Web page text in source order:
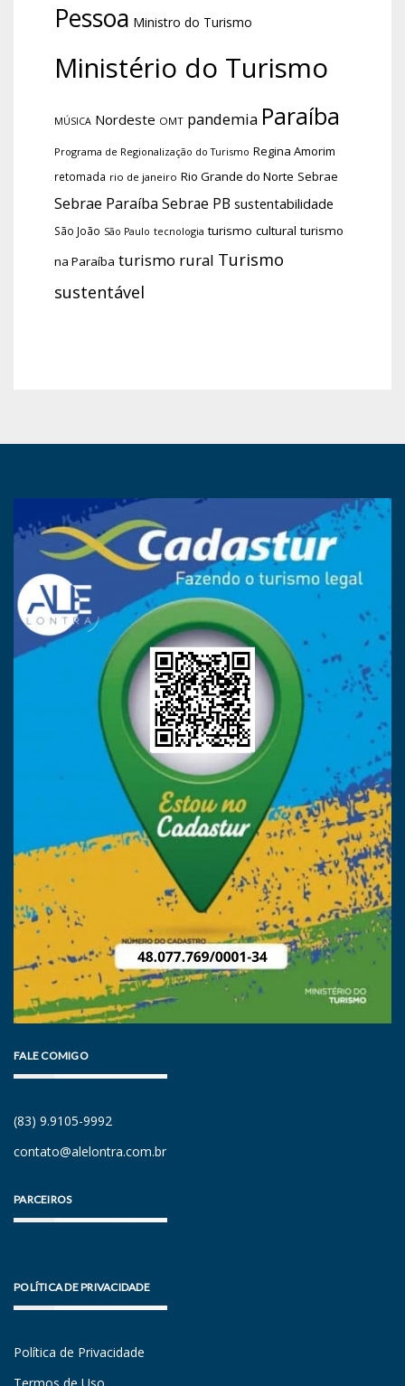
Pessoa Ministro do Turismo
Ministério do Turismo
MÚSICA Nordeste OMT pandemia Paraíba
Programa de Regionalização do Turismo Regina Amorim
retomada rio de janeiro Rio Grande do Norte Sebrae
Sebrae Paraíba Sebrae PB sustentabilidade
São João São Paulo tecnologia turismo cultural turismo
na Paraíba turismo rural Turismo
sustentável
FALE COMIGO
(83) 9.9105-9992
contato@alelontra.com.br
PARCEIROS
POLÍTICA DE PRIVACIDADE
Política de Privacidade
Termos de Uso